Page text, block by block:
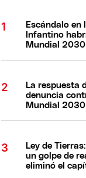
Escándalo en
Infantino
Mundial 2030
La respuesta
denuncia
Mundial 2030
Ley de
un golpe de
eliminó el